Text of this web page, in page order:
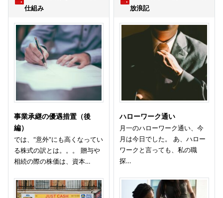
仕組み
事業承継の優遇措置（後
編）
では、“意外”にも高くなってい
る株式の訳とは。。。 贈与や
相続の際の株価は、資本…
放浪記
ハローワーク通い
月一のハローワーク通い、今
月は今日でした。 あ、ハロー
ワークと言っても、私の職
探…